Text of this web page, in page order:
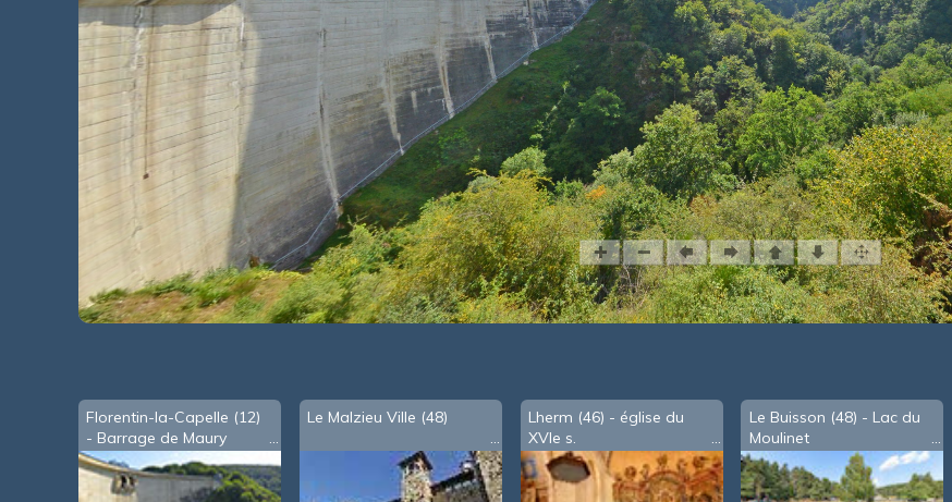
Florentin-la-Capelle (12)
- Barrage de Maury
Le Malzieu Ville (48)
Lherm (46) - église du
XVIe s.
Le Buisson (48) - Lac du
Moulinet